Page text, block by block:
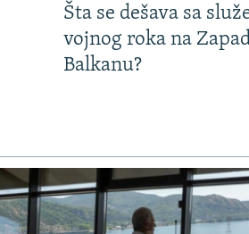
Šta se dešava sa
vojnog roka na
Balkanu?